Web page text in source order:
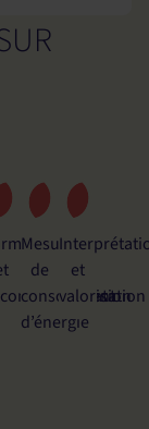
Mesures
de
consommation
d’énergie
et
valorisation